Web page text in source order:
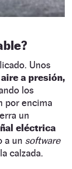
Unos
a presión,
los
por encima
un
eléctrica
a un software
calzada.